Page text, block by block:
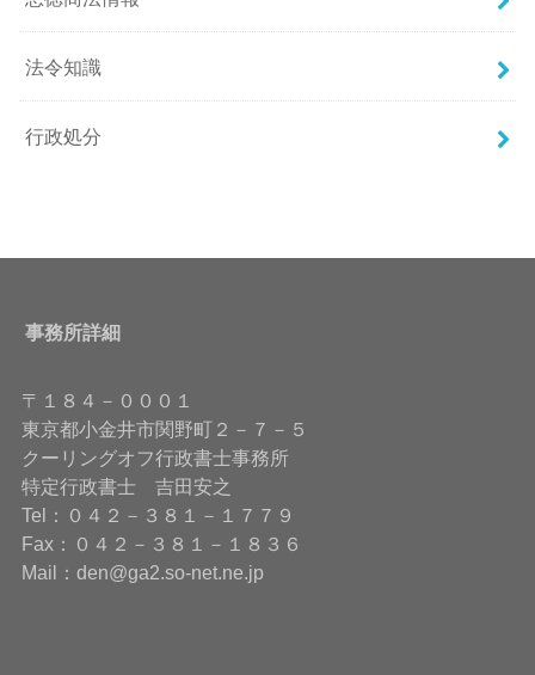
法令知識
行政処分
事務所詳細
〒１８４－０００１
東京都小金井市関野町２－７－５
クーリングオフ行政書士事務所
特定行政書士 吉田安之
Tel：０４２－３８１－１７７９
Fax：０４２－３８１－１８３６
Mail：den@ga2.so-net.ne.jp